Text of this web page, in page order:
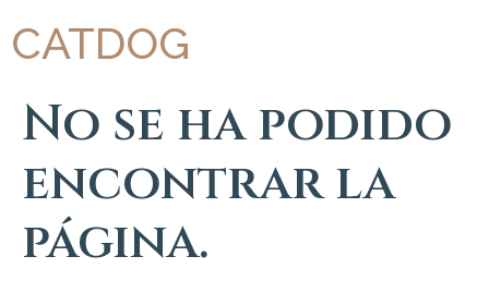
CATDOG
No se ha podido
encontrar la
página.